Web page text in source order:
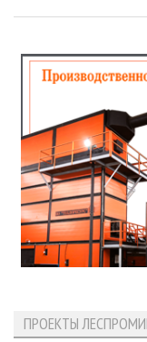
ПРОЕКТЫ